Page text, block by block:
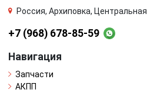
Россия, Архиповка, Центральная
+7 (968) 678-85-59
Навигация
Запчасти
АКПП